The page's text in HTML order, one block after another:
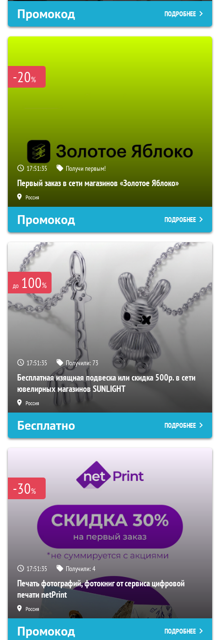
Промокод ПОДРОБНЕЕ
-20%
17:51:34 Получи первым!
Первый заказ в сети магазинов «Золотое Яблоко»
Россия
Промокод ПОДРОБНЕЕ
до 100%
17:51:34 Получили:73
Бесплатная изящная подвеска или скидка 500р. в сети
ювелирных магазинов SUNLIGHT
Россия
Бесплатно ПОДРОБНЕЕ
-30%
17:51:34 Получили:4
Печать фотографий, фотокниг от сервиса цифровой
печати netPrint
Россия
Промокод ПОДРОБНЕЕ